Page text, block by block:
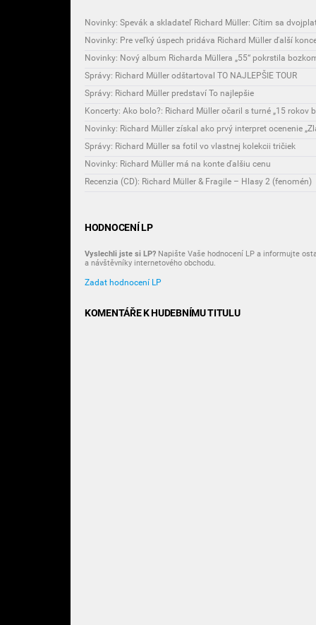
Novinky: Spevák a skladateľ Richard Müller: Cítim sa
Správy: Richard Müller odštartoval TO NAJLEPŠIE TOUR
Správy: Richard Müller predstaví To najlepšie
Novinky: Richard Müller získal ako prvý interpret ocenenie
Správy: Richard Müller sa fotil vo vlastnej kolekcii tričiek
Novinky: Richard Müller má na konte ďalšiu cenu
Recenzia (CD): Richard Müller & Fragile – Hlasy 2 (fenomén)
HODNOCENÍ LP
Vyslechli jste si LP? Napište Vaše hodnocení LP a informujte
a návštěvníky internetového obchodu.
Zadat hodnocení LP
KOMENTÁŘE K HUDEBNÍMU TITULU